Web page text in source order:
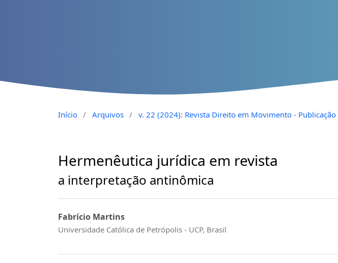
Início / Arquivos / v. 22 (2024): Revista Direito em Movimento -
Hermenêutica jurídica em revista
a interpretação antinômica
Fabrício Martins
Universidade Católica de Petrópolis - UCP, Brasil